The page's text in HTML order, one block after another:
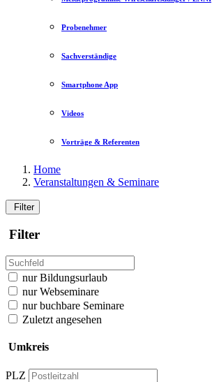
Probenehmer
Sachverständige
Smartphone App
Videos
Vorträge & Referenten
Home
Veranstaltungen & Seminare
Filter
Filter
nur Bildungsurlaub
nur Webseminare
nur buchbare Seminare
Zuletzt angesehen
Umkreis
PLZ